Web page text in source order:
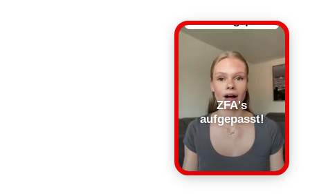
ZFA's
aufgepasst!